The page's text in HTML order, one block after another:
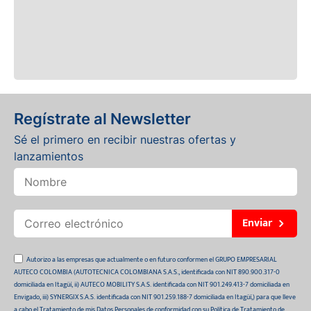
Regístrate al Newsletter
Sé el primero en recibir nuestras ofertas y
lanzamientos
Enviar
Autorizo a las empresas que actualmente o en futuro conformen el GRUPO EMPRESARIAL
AUTECO COLOMBIA (AUTOTECNICA COLOMBIANA S.A.S., identificada con NIT 890.900.317-0
domiciliada en Itagüí, ii) AUTECO MOBILITY S.A.S. identificada con NIT 901.249.413-7 domiciliada en
Envigado, iii) SYNERGIX S.A.S. identificada con NIT 901.259.188-7 domiciliada en Itagüí,) para que lleve